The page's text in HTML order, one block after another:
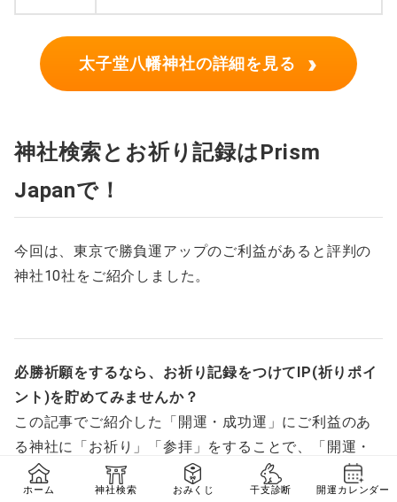
太子堂八幡神社の詳細を見る ›
神社検索とお祈り記録はPrism
Japanで！
今回は、東京で勝負運アップのご利益があると評判の
神社10社をご紹介しました。
必勝祈願をするなら、お祈り記録をつけてIP(祈りポイ
ント)を貯めてみませんか？
この記事でご紹介した「開運・成功運」にご利益のあ
る神社に「お祈り」「参拝」をすることで、「開運・
成功運」のIPが積み重なっていきます。きっと、「こ
れだけ必勝祈願をして気持ちを整えたから本番も大丈
ホーム 神社検索 おみくじ 干支診断 開運カレンダー